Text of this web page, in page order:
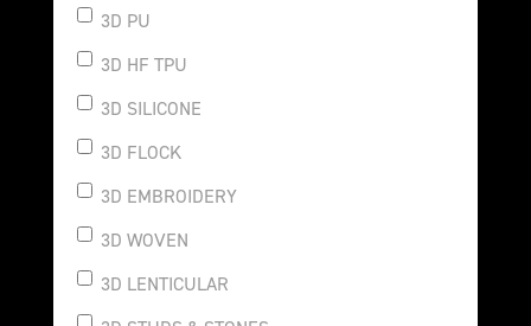
3D PU
3D HF TPU
3D SILICONE
3D FLOCK
3D EMBROIDERY
3D WOVEN
3D LENTICULAR